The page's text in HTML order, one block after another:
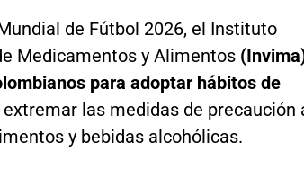
de Fútbol 2026, el Instituto
Medicamentos y Alimentos
para adoptar hábitos de
extremar las medidas de precaución
y bebidas alcohólicas.